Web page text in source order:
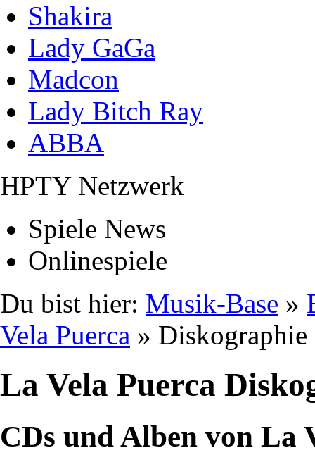
Shakira
Lady GaGa
Madcon
Lady Bitch Ray
ABBA
HPTY Netzwerk
Spiele News
Onlinespiele
Du bist hier: Musik-Base »
Vela Puerca » Diskographie
La Vela Puerca
CDs und Alben von La